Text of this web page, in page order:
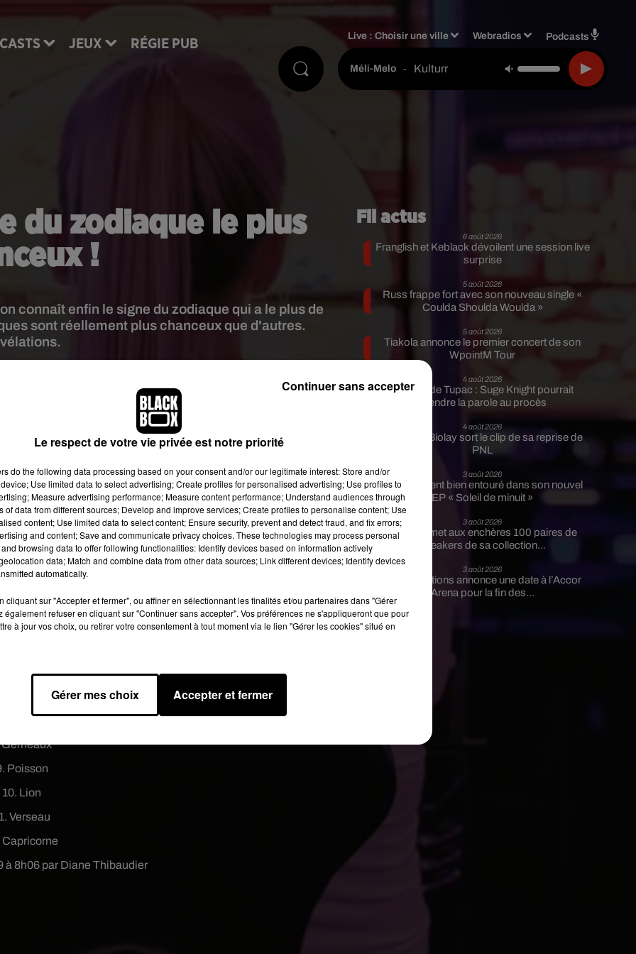
JEUX RÉGIE PUB
Live :Choisir une ville Webradios Podcasts
Méli-Melo - Kulturr
du zodiaque le plus
!
à 8h06 par Diane Thibaudier
connaît enfin le signe du zodiaque qui a le plus de
sont réellement plus chanceux que d'autres.
un lien entre les signes astrologiques et la chance au
du zodiaque seraient en effet plus chanceux que d'autres. Pour
qui reviennent le plus souvent dans une liste de 150
au Bingo.
à l'Euro-millions ?
ni les Gémeaux, ni les Poissons. En revanche, si vous
des personnes les plus chanceuses dans la vie ! Voici le
complet :
1. Bélier
Sagittaire
Cancer
5. Vierge
7. Balance
Gémeaux
Poisson
10. Lion
Verseau
Capricorne
Fil actus
6 août 2026
Franglish et Keblack dévoilent une session live
surprise
5 août 2026
Russ frappe fort avec son nouveau single «
Coulda Shoulda Woulda »
5 août 2026
Tiakola annonce le premier concert de son
WpointM Tour
4 août 2026
Meurtre de Tupac : Suge Knight pourrait
prendre la parole au procès
4 août 2026
Benjamin Biolay sort le clip de sa reprise de
PNL
3 août 2026
Rim’K revient bien entouré dans son nouvel
EP « Soleil de minuit »
3 août 2026
Eminem met aux enchères 100 paires de
sneakers de sa collection...
3 août 2026
Lena Situations annonce une date à l’Accor
Arena pour la fin des...
Le respect de votre vie privée est notre priorité
do the following data processing based on your consent and/or our legitimate interest: Store and/or
Use limited data to select advertising; Create profiles for personalised advertising; Use profiles to
Measure advertising performance; Measure content performance; Understand audiences through
of data from different sources; Develop and improve services; Create profiles to personalise content; Use
content; Use limited data to select content; Ensure security, prevent and detect fraud, and fix errors;
and content; Save and communicate privacy choices. These technologies may process personal
browsing data to offer following functionalities: Identify devices based on information actively
data; Match and combine data from other data sources; Link different devices; Identify devices
automatically.
cliquant sur "Accepter et fermer", ou affiner en sélectionnant les finalités et/ou partenaires dans "Gérer
également refuser en cliquant sur "Continuer sans accepter". Vos préférences ne s'appliqueront que pour
à jour vos choix, ou retirer votre consentement à tout moment via le lien "Gérer les cookies" situé en
Gérer mes choix Accepter et fermer
Continuer sans accepter